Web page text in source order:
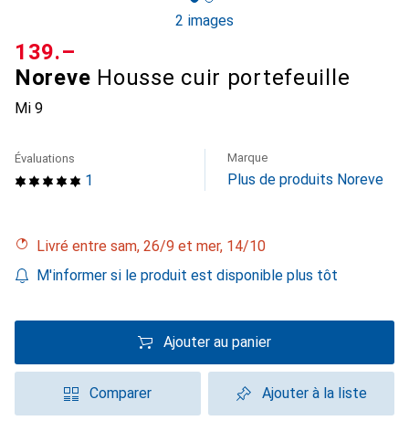
2 images
Noreve Housse cuir portefeuille
Mi 9
CHF
139.–
1
Évaluations Marque
Plus de produits Noreve
Livré entre sam, 26/9 et mer, 14/10
M'informer si le produit est disponible plus tôt
Ajouter au panier
Comparer Ajouter à la liste